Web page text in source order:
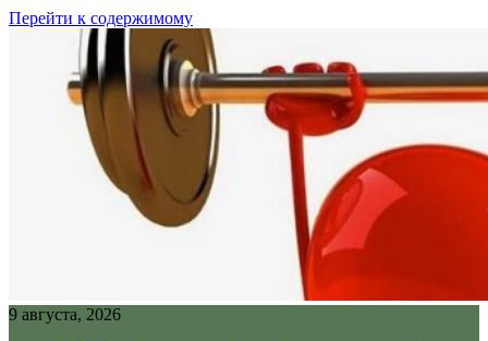
Перейти к содержимому
9 августа, 2026